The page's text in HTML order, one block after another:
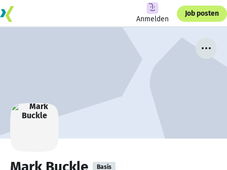
Anmelden
Job posten
Mark Buckle Basis